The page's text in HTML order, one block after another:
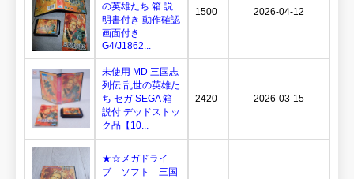
の英雄たち 箱 説
明書付き 動作確認
画面付き
G4/J1862...
1500 2026-04-12
未使用 MD 三国志
列伝 乱世の英雄た
ち セガ SEGA 箱
説付 デッドストッ
ク品【10...
2420 2026-03-15
★☆メガドライ
ブ ソフト 三国